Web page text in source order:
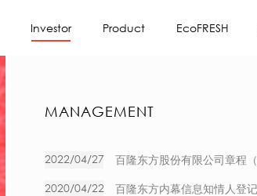
Investor Product EcoFRESH
MANAGEMENT
2022/04/27 百隆东方股份有限公司章程（
2020/04/22 百隆东方内幕信息知情人登